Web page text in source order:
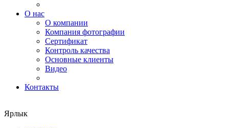
О нас
О компании
Компания фотографии
Сертификат
Контроль качества
Основные клиенты
Видео
Контакты
Ярлык